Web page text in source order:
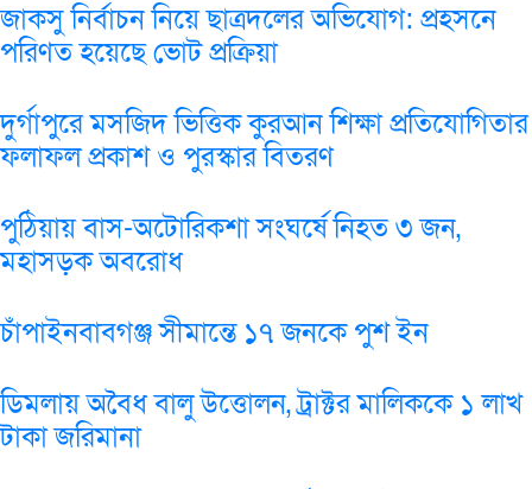
জাকসু নির্বাচন নিয়ে ছাত্রদলের অভিযোগ: প্রহসনে
পরিণত হয়েছে ভোট প্রক্রিয়া
দুর্গাপুরে মসজিদ ভিত্তিক কুরআন শিক্ষা প্রতিযোগিতার
ফলাফল প্রকাশ ও পুরস্কার বিতরণ
পুঠিয়ায় বাস-অটোরিকশা সংঘর্ষে নিহত ৩ জন,
মহাসড়ক অবরোধ
চাঁপাইনবাবগঞ্জ সীমান্তে ১৭ জনকে পুশ ইন
ডিমলায় অবৈধ বালু উত্তোলন, ট্রাক্টর মালিককে ১ লাখ
টাকা জরিমানা